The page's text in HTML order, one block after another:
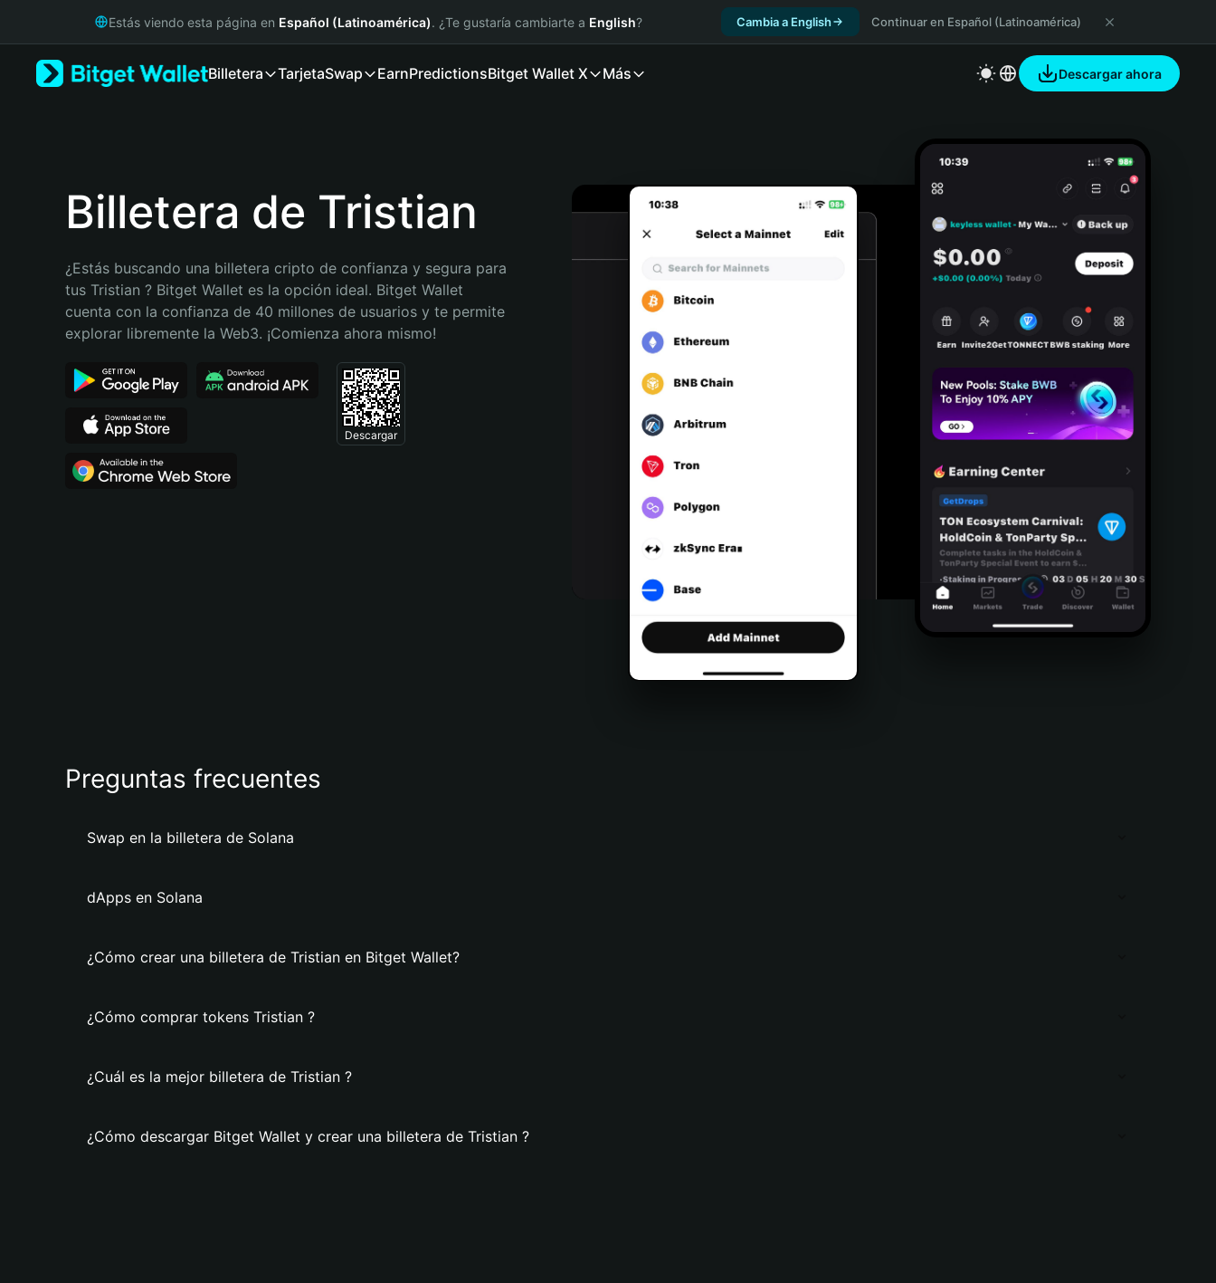
Русский
Bahasa Indonesia
Português (Brasil)
Estás viendo esta página en Español (Latinoamérica). ¿Te gustaría cambiarte a English? Cambia a English Continuar en Español (Latinoamérica)
Billetera TarjetaSwap EarnPredictionsBitget Wallet X Más Descargar ahora
Billetera de Tristian
¿Estás buscando una billetera cripto de confianza y segura para
tus Tristian ? Bitget Wallet es la opción ideal. Bitget Wallet
cuenta con la confianza de 40 millones de usuarios y te permite
explorar libremente la Web3. ¡Comienza ahora mismo!
Descargar
Preguntas frecuentes
Swap en la billetera de Solana
dApps en Solana
¿Cómo crear una billetera de Tristian en Bitget Wallet?
¿Cómo comprar tokens Tristian ?
¿Cuál es la mejor billetera de Tristian ?
¿Cómo descargar Bitget Wallet y crear una billetera de Tristian ?